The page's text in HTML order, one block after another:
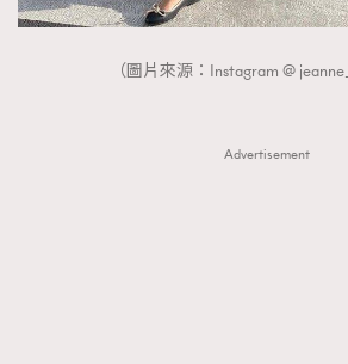
（圖片來源：Instagram @
Advertisement